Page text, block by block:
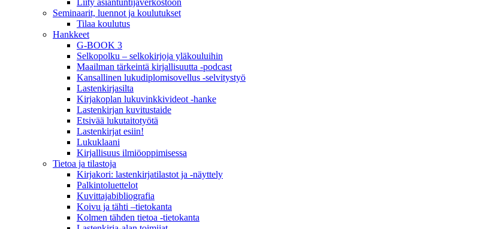
Liity asiantuntijaverkostoon
Seminaarit, luennot ja koulutukset
Tilaa koulutus
Hankkeet
G-BOOK 3
Selkopolku – selkokirjoja yläkouluihin
Maailman tärkeintä kirjallisuutta -podcast
Kansallinen lukudiplomisovellus -selvitystyö
Lastenkirjasilta
Kirjakoplan lukuvinkkivideot -hanke
Lastenkirjan kuvitustaide
Etsivää lukutaitotyötä
Lastenkirjat esiin!
Lukuklaani
Kirjallisuus ilmiöoppimisessa
Tietoa ja tilastoja
Kirjakori: lastenkirjatilastot ja -näyttely
Palkintoluettelot
Kuvittaja­bibliografia
Koivu ja tähti –tietokanta
Kolmen tähden tietoa -tietokanta